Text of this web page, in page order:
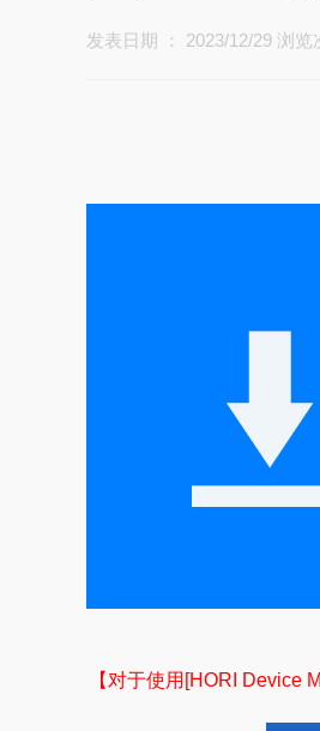
发表日期 ： 2023/12/29 浏览
【对于使用[HORI Device